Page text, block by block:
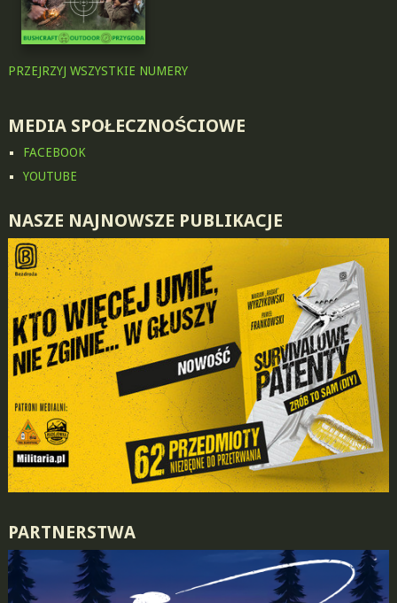
PRZEJRZYJ WSZYSTKIE NUMERY
MEDIA SPOŁECZNOŚCIOWE
FACEBOOK
YOUTUBE
NASZE NAJNOWSZE PUBLIKACJE
PARTNERSTWA